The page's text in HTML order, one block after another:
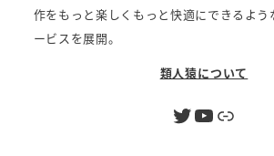
作をもっと楽しくもっと快適にできるよう
ービスを展開。
類人猿について
Twitter YouTube リンク